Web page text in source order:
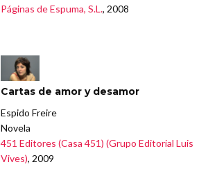
Páginas de Espuma, S.L., 2008
Cartas de amor y desamor
Espido Freire
Novela
451 Editores (Casa 451) (Grupo Editorial Luis
Vives), 2009